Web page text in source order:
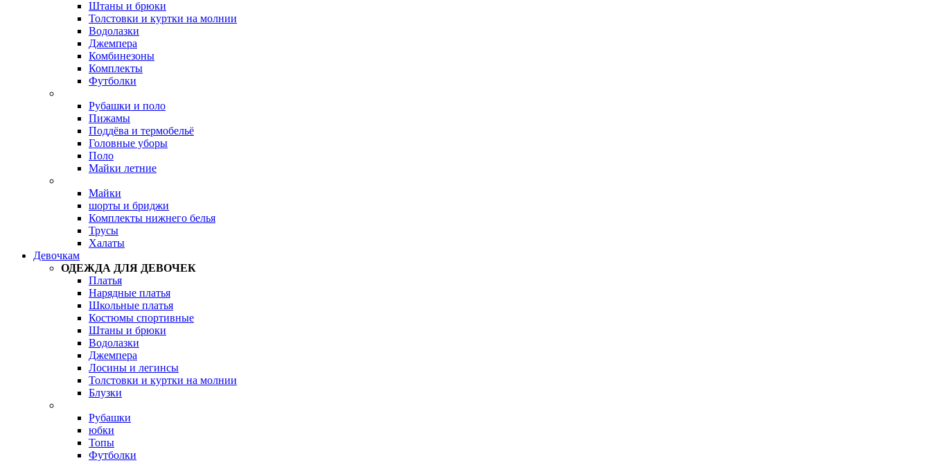
Штаны и брюки
Толстовки и куртки на молнии
Водолазки
Джемпера
Комбинезоны
Комплекты
Футболки
Рубашки и поло
Пижамы
Поддёва и термобельё
Головные уборы
Поло
Майки летние
Майки
шорты и бриджи
Комплекты нижнего белья
Трусы
Халаты
Девочкам
ОДЕЖДА ДЛЯ ДЕВОЧЕК
Платья
Нарядные платья
Школьные платья
Костюмы спортивные
Штаны и брюки
Водолазки
Джемпера
Лосины и легинсы
Толстовки и куртки на молнии
Блузки
Рубашки
юбки
Топы
Футболки